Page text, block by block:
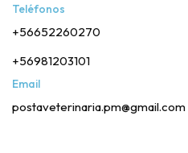
Teléfonos
+56652260270
+56981203101
Email
postaveterinaria.pm@gmail.com